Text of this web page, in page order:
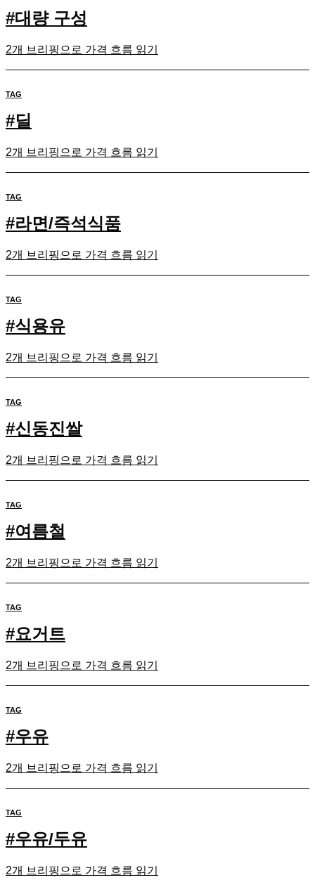
#대량 구성
2개 브리핑으로 가격 흐름 읽기
TAG
#딜
2개 브리핑으로 가격 흐름 읽기
TAG
#라면/즉석식품
2개 브리핑으로 가격 흐름 읽기
TAG
#식용유
2개 브리핑으로 가격 흐름 읽기
TAG
#신동진쌀
2개 브리핑으로 가격 흐름 읽기
TAG
#여름철
2개 브리핑으로 가격 흐름 읽기
TAG
#요거트
2개 브리핑으로 가격 흐름 읽기
TAG
#우유
2개 브리핑으로 가격 흐름 읽기
TAG
#우유/두유
2개 브리핑으로 가격 흐름 읽기